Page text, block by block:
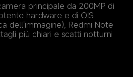
principale da 200MP di
hardware e di OIS
dell'immagine), Redmi Note
più chiari e scatti notturni